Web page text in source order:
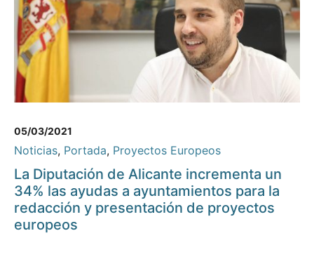
05/03/2021
Noticias, Portada, Proyectos Europeos
La Diputación de Alicante incrementa un
34% las ayudas a ayuntamientos para la
redacción y presentación de proyectos
europeos